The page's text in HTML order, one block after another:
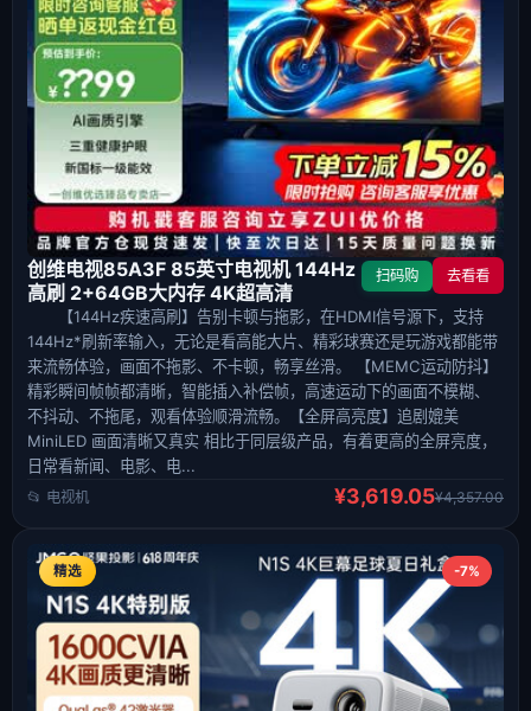
创维电视85A3F 85英寸电视机 144Hz
高刷 2+64GB大内存 4K超高清
扫码购 去看看
【144Hz疾速高刷】告别卡顿与拖影，在HDMI信号源下，支持
144Hz*刷新率输入，无论是看高能大片、精彩球赛还是玩游戏都能带
来流畅体验，画面不拖影、不卡顿，畅享丝滑。 【MEMC运动防抖】
精彩瞬间帧帧都清晰，智能插入补偿帧，高速运动下的画面不模糊、
不抖动、不拖尾，观看体验顺滑流畅。【全屏高亮度】追剧媲美
MiniLED 画面清晰又真实 相比于同层级产品，有着更高的全屏亮度，
日常看新闻、电影、电...
📂 电视机 ¥3,619.05¥4,357.00
-7%
精选